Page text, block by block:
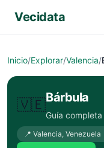
Vecidata
Inicio/Explorar/Valencia/
🇻🇪Bárbula
Guía
📍 Valencia, Venezuela